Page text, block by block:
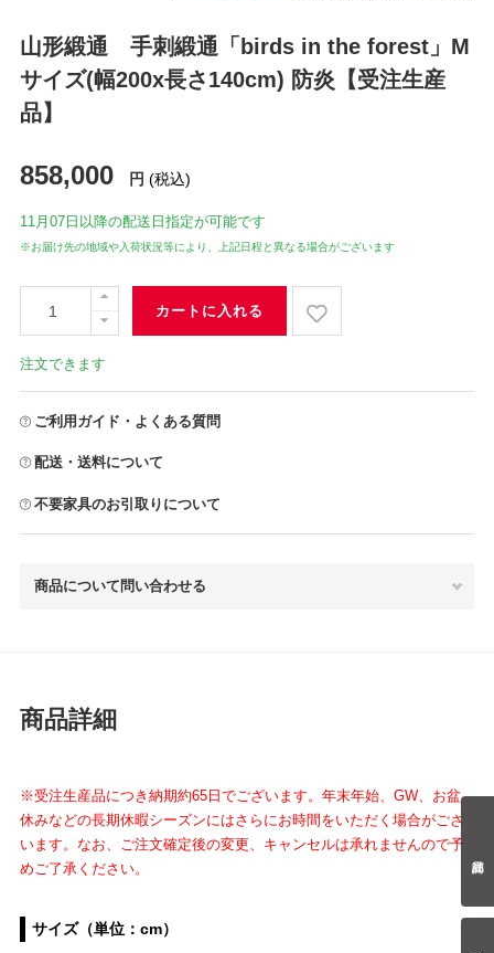
山形緞通 手刺緞通「birds in the forest」M
サイズ(幅200x長さ140cm) 防炎【受注生産
品】
858,000 円 (税込)
11月07日 以降の配送日指定が可能です
※お届け先の地域や入荷状況等により、上記日程と異なる場合がございます
カートに入れる
注文できます
ご利用ガイド・よくある質問
配送・送料について
不要家具のお引取りについて
商品について問い合わせる
商品詳細
※受注生産品につき納期約65日でございます。年末年始、GW、お盆
休みなどの長期休暇シーズンにはさらにお時間をいただく場合がござ
います。なお、ご注文確定後の変更、キャンセルは承れませんので予
めご了承ください。
サイズ（単位：cm）